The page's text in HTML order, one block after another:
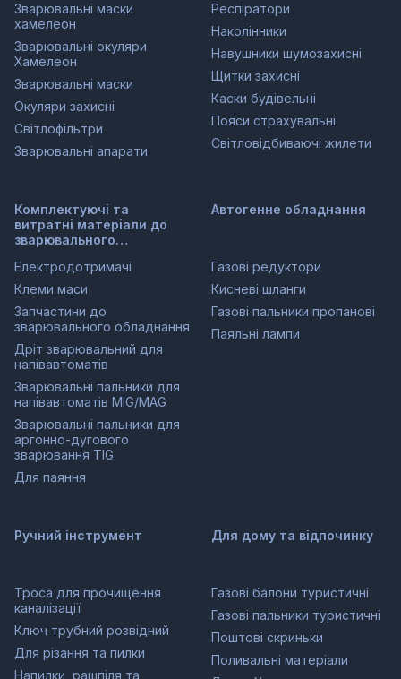
Зварювальні маски
хамелеон
Зварювальні окуляри
Хамелеон
Зварювальні маски
Окуляри захисні
Світлофільтри
Зварювальні апарати
Респіратори
Наколінники
Навушники шумозахисні
Щитки захисні
Каски будівельні
Пояси страхувальні
Світловідбиваючі жилети
Комплектуючі та
витратні матеріали до
зварювального
Електродотримачі
Клеми маси
Запчастини до
зварювального обладнання
Дріт зварювальний для
напівавтоматів
Зварювальні пальники для
напівавтоматів MIG/MAG
Зварювальні пальники для
аргонно-дугового
зварювання TIG
Для паяння
Автогенне обладнання
Газові редуктори
Кисневі шланги
Газові пальники пропанові
Паяльні лампи
Ручний інструмент
Троса для прочищення
каналізації
Ключ трубний розвідний
Для різання та пилки
Напилки, рашпіля та
Для дому та відпочинку
Газові балони туристичні
Газові пальники туристичні
Поштові скриньки
Поливальні матеріали